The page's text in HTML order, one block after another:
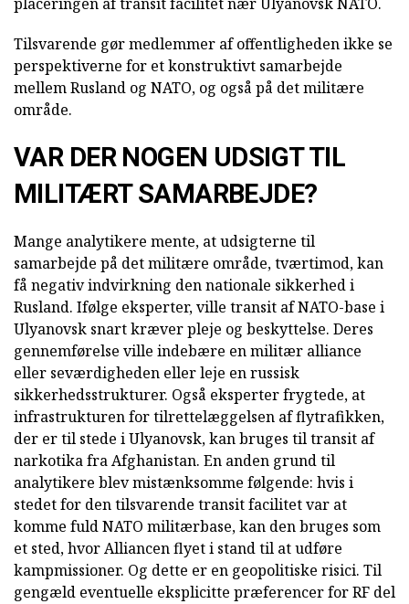
Tilsvarende gør medlemmer af offentligheden ikke se
perspektiverne for et konstruktivt samarbejde
mellem Rusland og NATO, og også på det militære
område.
VAR DER NOGEN UDSIGT TIL
MILITÆRT SAMARBEJDE?
Mange analytikere mente, at udsigterne til
samarbejde på det militære område, tværtimod, kan
få negativ indvirkning den nationale sikkerhed i
Rusland. Ifølge eksperter, ville transit af NATO-base i
Ulyanovsk snart kræver pleje og beskyttelse. Deres
gennemførelse ville indebære en militær alliance
eller seværdigheden eller leje en russisk
sikkerhedsstrukturer. Også eksperter frygtede, at
infrastrukturen for tilrettelæggelsen af flytrafikken,
der er til stede i Ulyanovsk, kan bruges til transit af
narkotika fra Afghanistan. En anden grund til
analytikere blev mistænksomme følgende: hvis i
stedet for den tilsvarende transit facilitet var at
komme fuld NATO militærbase, kan den bruges som
et sted, hvor Alliancen flyet i stand til at udføre
kampmissioner. Og dette er en geopolitiske risici. Til
gengæld eventuelle eksplicitte præferencer for RF del